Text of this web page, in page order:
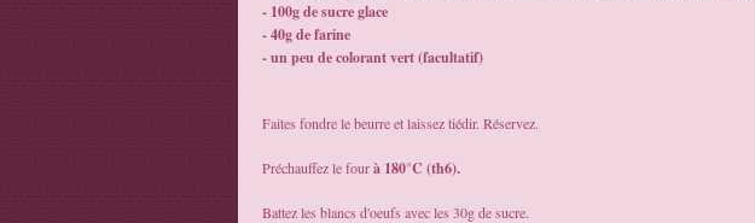
- 100g de sucre glace
- 40g de farine
- un peu de colorant vert (facultatif)
Faites fondre le beurre et laissez tiédir. Réservez.
Préchauffez le fourà 180°C (th6).
Battez les blancs d'oeufs avec les 30g de sucre.